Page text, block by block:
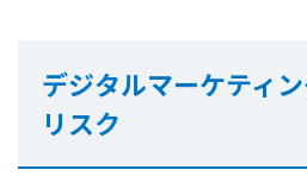
デジタルマーケティ
リスク